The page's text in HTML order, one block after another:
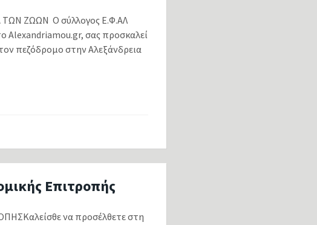
ΤΩΝ ΖΩΩΝ Ο σύλλογος Ε.Φ.ΑΛ
Alexandriamou.gr, σας προσκαλεί
πεζόδρομο στην Αλεξάνδρεια
Επιτροπής
να προσέλθετε στη